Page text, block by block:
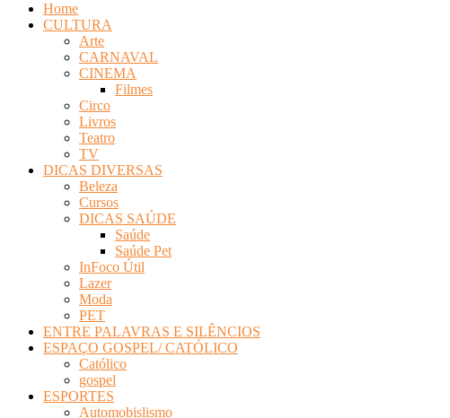
Home
CULTURA
Arte
CARNAVAL
CINEMA
Filmes
Circo
Livros
Teatro
TV
DICAS DIVERSAS
Beleza
Cursos
DICAS SAÚDE
Saúde
Saúde Pet
InFoco Útil
Lazer
Moda
PET
ENTRE PALAVRAS E SILÊNCIOS
ESPAÇO GOSPEL/ CATÓLICO
Católico
gospel
ESPORTES
Automobislismo